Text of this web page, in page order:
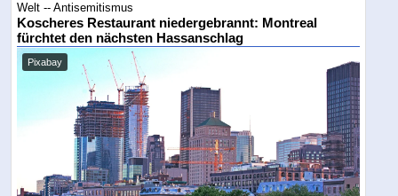
Welt -- Antisemitismus
Koscheres Restaurant niedergebrannt: Montreal
fürchtet den nächsten Hassanschlag
Pixabay